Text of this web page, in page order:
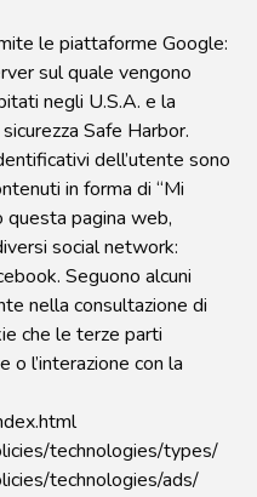
le piattaforme Google:
sul quale vengono
negli U.S.A. e la
Safe Harbor.
dell’utente sono
in forma di “Mi
questa pagina web,
social network:
Seguono alcuni
nella consultazione di
che le terze parti
o l’interazione con la
technologies/types/
technologies/ads/